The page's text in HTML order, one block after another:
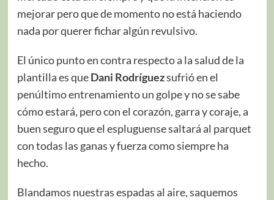
mejorar pero que de momento no está haciendo
nada por querer fichar algún revulsivo.
El único punto en contra respecto a la salud de la
plantilla es queDani Rodríguezsufrió en el
penúltimo entrenamiento un golpe y no se sabe
cómo estará, pero con el corazón, garra y coraje, a
buen seguro que el espluguense saltará al parquet
con todas las ganas y fuerza como siempre ha
hecho.
Blandamos nuestras espadas al aire, saquemos